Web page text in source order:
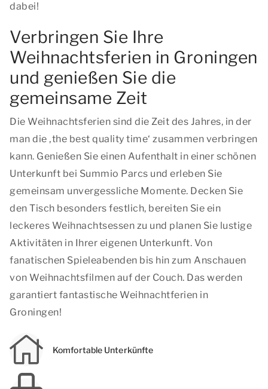
dabei!
Verbringen Sie Ihre
Weihnachtsferien in Groningen
und genießen Sie die
gemeinsame Zeit
Die Weihnachtsferien sind die Zeit des Jahres, in der
man die ‚the best quality time‘ zusammen verbringen
kann. Genießen Sie einen Aufenthalt in einer schönen
Unterkunft bei Summio Parcs und erleben Sie
gemeinsam unvergessliche Momente. Decken Sie
den Tisch besonders festlich, bereiten Sie ein
leckeres Weihnachtsessen zu und planen Sie lustige
Aktivitäten in Ihrer eigenen Unterkunft. Von
fanatischen Spieleabenden bis hin zum Anschauen
von Weihnachtsfilmen auf der Couch. Das werden
garantiert fantastische Weihnachtferien in
Groningen!
Komfortable Unterkünfte